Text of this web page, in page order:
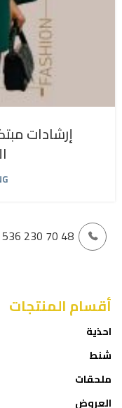
إرشادات
230 70 48
أقسام المنتجات
احذية
شنط
ملحقات
العروض